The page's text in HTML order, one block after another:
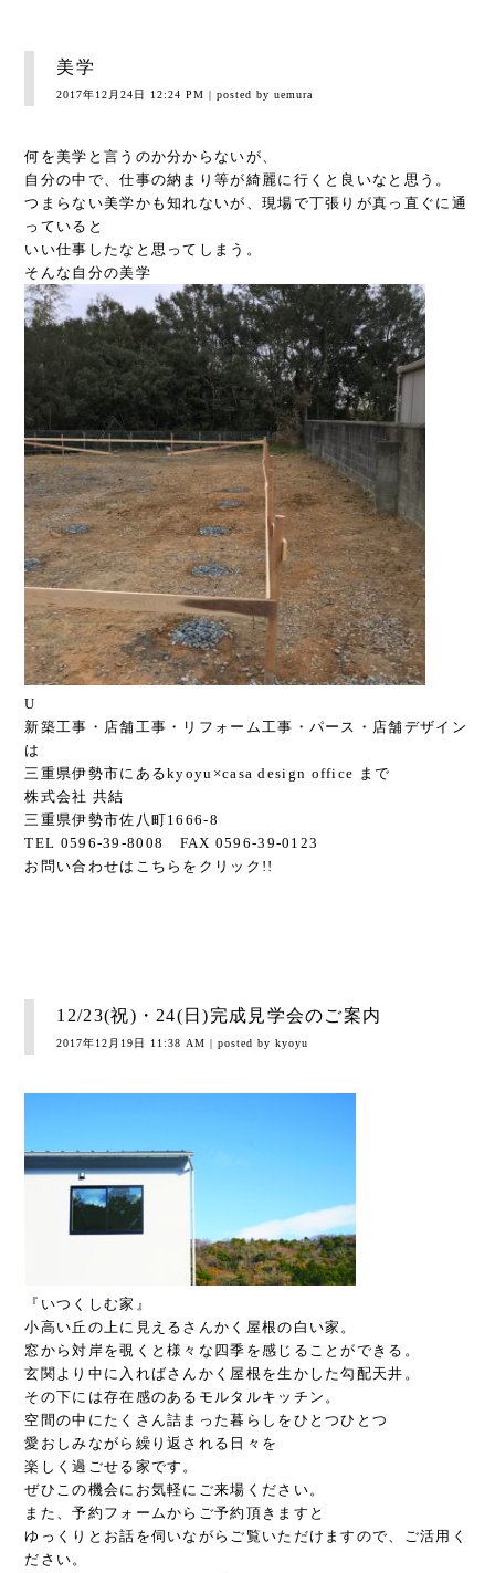
美学
2017年12月24日 12:24 PM | posted by uemura
何を美学と言うのか分からないが、
自分の中で、仕事の納まり等が綺麗に行くと良いなと思う。
つまらない美学かも知れないが、現場で丁張りが真っ直ぐに通
っていると
いい仕事したなと思ってしまう。
そんな自分の美学
U
新築工事・店舗工事・リフォーム工事・パース・店舗デザイン
は
三重県伊勢市にあるkyoyu×casa design office まで
株式会社 共結
三重県伊勢市佐八町1666-8
TEL 0596-39-8008 FAX 0596-39-0123
お問い合わせは こちら をクリック!!
12/23(祝)・24(日)完成見学会のご案内
2017年12月19日 11:38 AM | posted by kyoyu
『いつくしむ家』
小高い丘の上に見えるさんかく屋根の白い家。
窓から対岸を覗くと様々な四季を感じることができる。
玄関より中に入ればさんかく屋根を生かした勾配天井。
その下には存在感のあるモルタルキッチン。
空間の中にたくさん詰まった暮らしをひとつひとつ
愛おしみながら繰り返される日々を
楽しく過ごせる家です。
ぜひこの機会にお気軽にご来場ください。
また、予約フォームからご予約頂きますと
ゆっくりとお話を伺いながらご覧いただけますので、ご活用く
ださい。